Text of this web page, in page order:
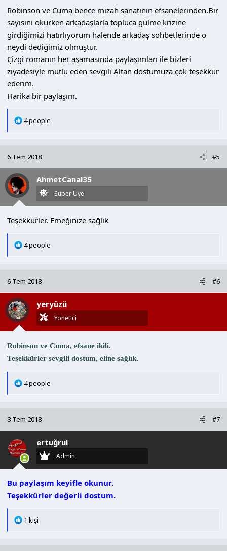
Robinson ve Cuma bence mizah sanatının efsanelerinden.Bir
sayısını okurken arkadaşlarla topluca gülme krizine
girdiğimizi hatırlıyorum halende arkadaş sohbetlerinde o
neydi dediğimiz olmuştur.
Çizgi romanın her aşamasında paylaşımları ile bizleri
ziyadesiyle mutlu eden sevgili Altan dostumuza çok teşekkür
ederim.
Harika bir paylaşım.
T
i
l
e
r
4 people
6 Tem 2018 #5
AhmetCanal35
Süper Üye
Teşekkürler. Emeğinize sağlık
T
i
l
e
r
4 people
6 Tem 2018 #6
yeryüzü
Yönetici
Robinson ve Cuma, efsane ikili.
Teşekkürler sevgili dostum, eline sağlık.
T
i
l
e
r
:
4 people
8 Tem 2018 #7
ertuğrul
Admin
Bu paylaşım keyifle okunur.
Teşekkürler değerli dostum.
T1 kişi